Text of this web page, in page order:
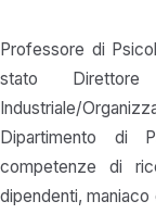
Professore di
stato
Industriale/
Dipartimento di
competenze di
dipendenti,